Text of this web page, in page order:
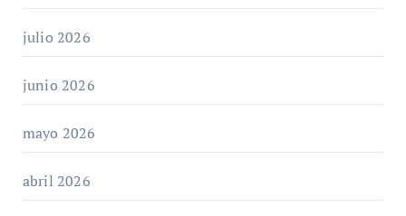
julio 2026
junio 2026
mayo 2026
abril 2026